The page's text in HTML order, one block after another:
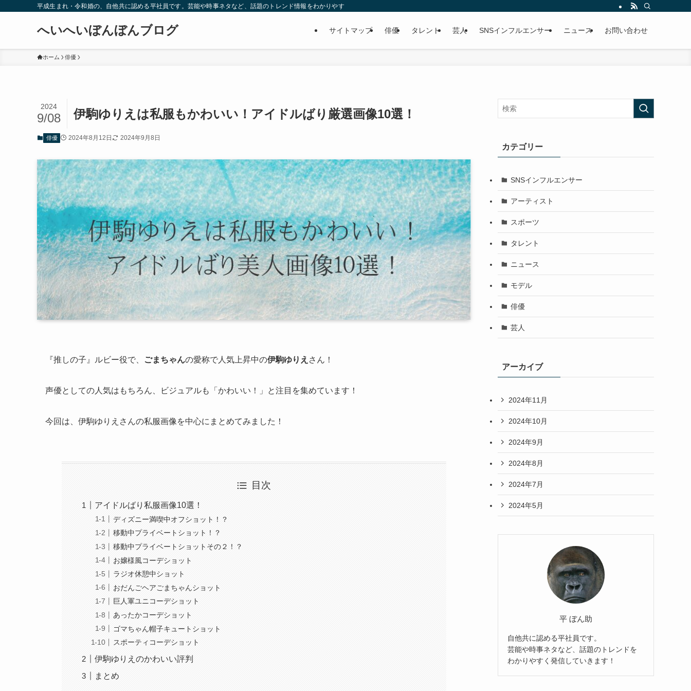
平成生まれ・令和婚の、自他共に認める平社員です。芸能や時事ネタなど、話題のトレンド情報をわかりやすく発信していきます！
へいへいぼんぼんブログ サイトマップ 俳優 タレント 芸人 SNSインフルエンサー ニュース お問い合わせ
ホーム 俳優
伊駒ゆりえは私服もかわいい！アイドルばり厳選画像10選！
2024
9/08
俳優 2024年8月12日 2024年9月8日
『推しの子』ルビー役で、 ごまちゃんの愛称で人気上昇中の伊駒ゆりえ さん！
声優としての人気はもちろん、 ビジュアルも「かわいい！」 と注目を集めています！
今回は、伊駒ゆりえさんの私服画像を中心にまとめてみました！
目次
アイドルばり私服画像10選！
ディズニー満喫中オフショット！？
移動中プライベートショット！？
移動中プライベートショットその２！？
お嬢様風コーデショット
ラジオ休憩中ショット
おだんごヘアごまちゃんショット
巨人軍ユニコーデショット
あったかコーデショット
ゴマちゃん帽子キュートショット
スポーティコーデショット
伊駒ゆりえのかわいい評判
まとめ
カテゴリー
SNSインフルエンサー
アーティスト
スポーツ
タレント
ニュース
モデル
俳優
芸人
アーカイブ
2024年11月
2024年10月
2024年9月
2024年8月
2024年7月
2024年5月
平 ぼん助
自他共に認める平社員です。
芸能や時事ネタなど、話題のトレンドを
わかりやすく発信していきます！